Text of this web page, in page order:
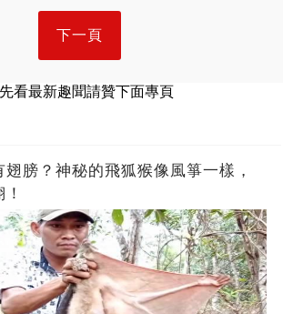
下一頁
看最新趣聞請贊下面專頁
翅膀？神秘的飛狐猴像風箏一樣，